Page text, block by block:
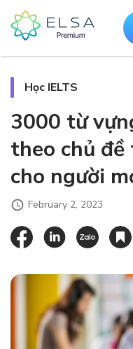
Học IELTS
3000 từ
theo chủ
cho người
February 2, 2023